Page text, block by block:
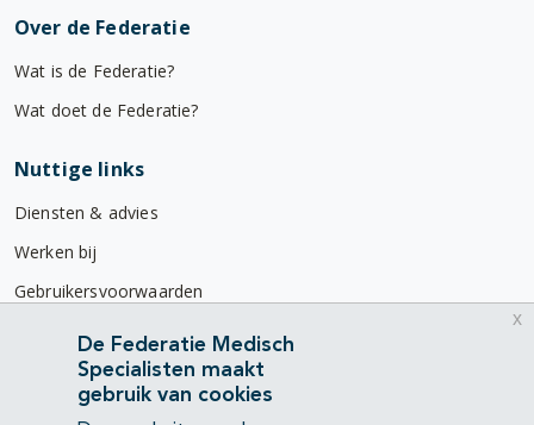
Over de Federatie
Wat is de Federatie?
Wat doet de Federatie?
Nuttige links
Diensten & advies
Werken bij
Gebruikersvoorwaarden
Privacyverklaring
Contact
De Federatie Medisch
Specialisten maakt
gebruik van cookies
x